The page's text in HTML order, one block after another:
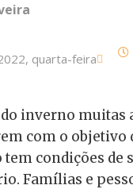
quarta-feira
inverno muitas
com o objetivo
tem condições de
Famílias e